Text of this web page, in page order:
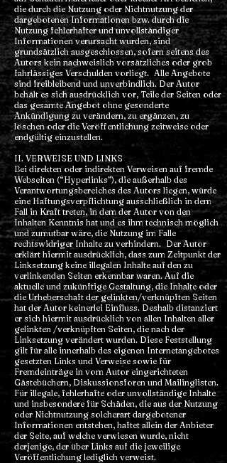
die durch die Nutzung oder Nichtnutzung der
dargebotenen Informationen bzw. durch die
Nutzung fehlerhafter und unvollständiger
Informationen verursacht wurden, sind
grundsätzlich ausgeschlossen, sofern seitens des
Autors kein nachweislich vorsätzliches oder grob
fahrlässiges Verschulden vorliegt. Alle Angebote
sind freibleibend und unverbindlich. Der Autor
behält es sich ausdrücklich vor, Teile der Seiten oder
das gesamte Angebot ohne gesonderte
Ankündigung zu verändern, zu ergänzen, zu
löschen oder die Veröffentlichung zeitweise oder
endgültig einzustellen.
II. VERWEISE UND LINKS
Bei direkten oder indirekten Verweisen auf fremde
Webseiten (“Hyperlinks”), die außerhalb des
Verantwortungsbereiches des Autors liegen, würde
eine Haftungsverpflichtung ausschließlich in dem
Fall in Kraft treten, in dem der Autor von den
Inhalten Kenntnis hat und es ihm technisch möglich
und zumutbar wäre, die Nutzung im Falle
rechtswidriger Inhalte zu verhindern. Der Autor
erklärt hiermit ausdrücklich, dass zum Zeitpunkt der
Linksetzung keine illegalen Inhalte auf den zu
verlinkenden Seiten erkennbar waren. Auf die
aktuelle und zukünftige Gestaltung, die Inhalte oder
die Urheberschaft der gelinkten/verknüpften Seiten
hat der Autor keinerlei Einfluss. Deshalb distanziert
er sich hiermit ausdrücklich von allen Inhalten aller
gelinkten /verknüpften Seiten, die nach der
Linksetzung verändert wurden. Diese Feststellung
gilt für alle innerhalb des eigenen Internetangebotes
gesetzten Links und Verweise sowie für
Fremdeinträge in vom Autor eingerichteten
Gästebüchern, Diskussionsforen und Mailinglisten.
Für illegale, fehlerhafte oder unvollständige Inhalte
und insbesondere für Schäden, die aus der Nutzung
oder Nichtnutzung solcherart dargebotener
Informationen entstehen, haftet allein der Anbieter
der Seite, auf welche verwiesen wurde, nicht
derjenige, der über Links auf die jeweilige
Veröffentlichung lediglich verweist.